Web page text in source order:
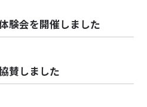
験会を開催しました
賛しました